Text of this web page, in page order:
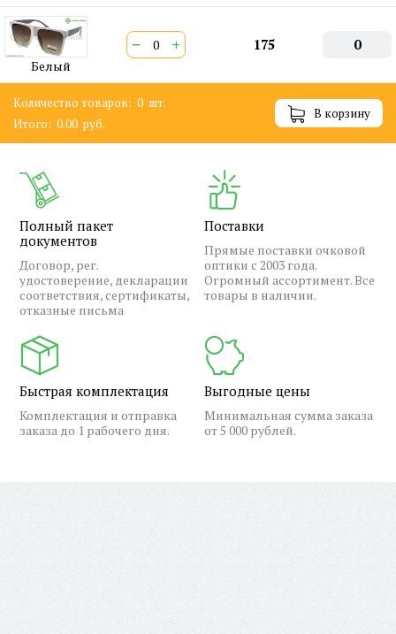
Белый
− + 175 0
Количество товаров: 0 шт.
Итого: 0.00 руб.
В корзину
Полный пакет
документов
Договор, рег.
удостоверение, декларации
соответствия, сертификаты,
отказные письма
Поставки
Прямые поставки очковой
оптики с 2003 года.
Огромный ассортимент. Все
товары в наличии.
Быстрая комплектация
Комплектация и отправка
заказа до 1 рабочего дня.
Выгодные цены
Минимальная сумма заказа
от 5 000 рублей.